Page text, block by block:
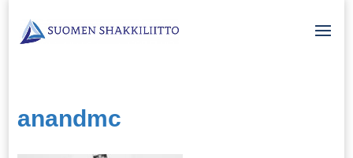
anandmc